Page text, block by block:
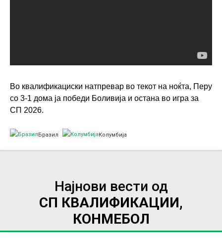
Во квалификациски натпревар во текот на ноќта, Перу
со 3-1 дома ја победи Боливија и остана во игра за
СП 2026.
Бразил Колумбија
Најнови вести од
СП КВАЛИФИКАЦИИ,
КОНМЕБОЛ